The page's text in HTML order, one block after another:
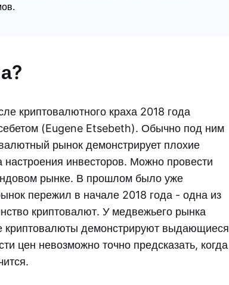
криптовалютного краха 2018 года
(Eugene Etsebeth). Обычно под ним
рынок демонстрирует плохие
настроения инвесторов. Можно провести
рынке. В прошлом было уже
пережил в начале 2018 года - одна из
криптовалют. У медвежьего рынка
криптовалюты демонстрируют выдающиеся
цен невозможно точно предсказать, когда